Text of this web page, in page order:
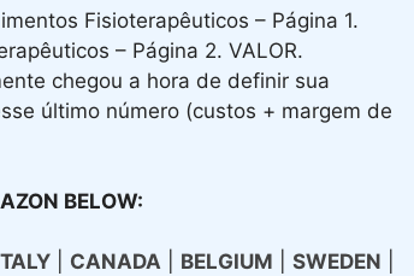
Fisioterapêuticos – Página 1.
– Página 2. VALOR.
chegou a hora de definir sua
último número (custos + margem de
BELOW:
| CANADA| BELGIUM SWEDEN